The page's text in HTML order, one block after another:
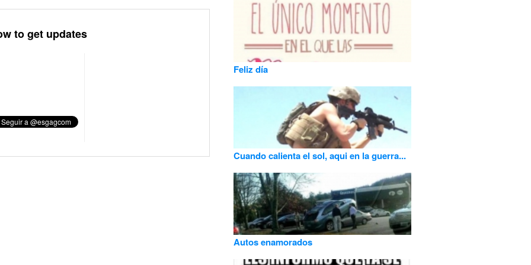
to get updates
Feliz día
Cuando calienta el sol, aqui en la guerra...
Autos enamorados